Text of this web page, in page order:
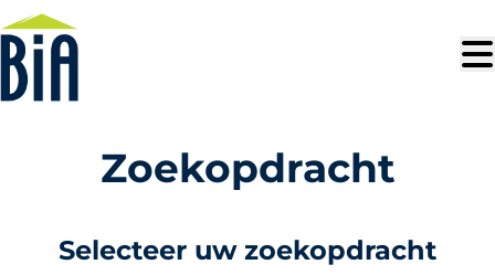
Ga naar hoofdinhoud
Zoekopdracht
Selecteer uw zoekopdracht